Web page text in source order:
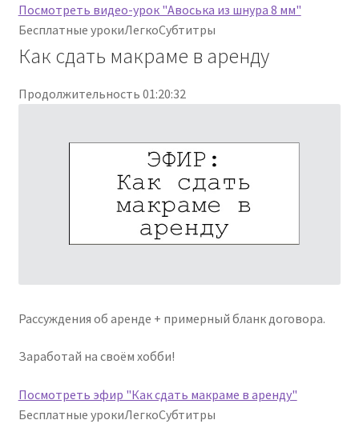
Посмотреть видео-урок "Авоська из шнура 8 мм"
Бесплатные урокиЛегкоСубтитры
Как сдать макраме в аренду
Продолжительность 01:20:32
Рассуждения об аренде + примерный бланк договора.
Заработай на своём хобби!
Посмотреть эфир "Как сдать макраме в аренду"
Бесплатные урокиЛегкоСубтитры